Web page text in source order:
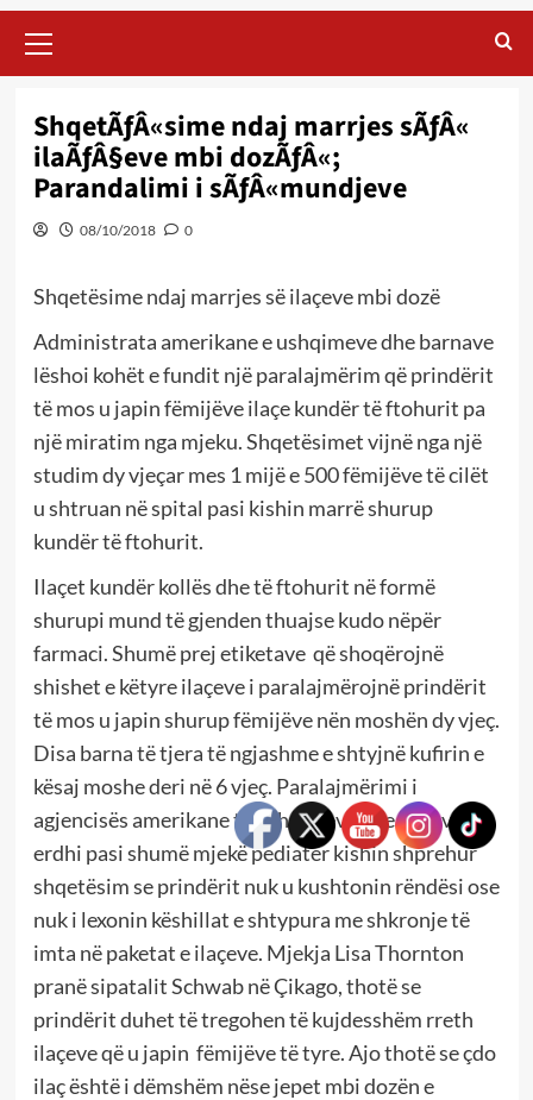
Menu
ShqetÃƒÂ«sime ndaj marrjes sÃƒÂ«
ilaÃƒÂ§eve mbi dozÃƒÂ«;
Parandalimi i sÃƒÂ«mundjeve
08/10/2018 0
Shqetësime ndaj marrjes së ilaçeve mbi dozë
Administrata amerikane e ushqimeve dhe barnave
lëshoi kohët e fundit një paralajmërim që prindërit
të mos u japin fëmijëve ilaçe kundër të ftohurit pa
një miratim nga mjeku. Shqetësimet vijnë nga një
studim dy vjeçar mes 1 mijë e 500 fëmijëve të cilët
u shtruan në spital pasi kishin marrë shurup
kundër të ftohurit.
Ilaçet kundër kollës dhe të ftohurit në formë
shurupi mund të gjenden thuajse kudo nëpër
farmaci. Shumë prej etiketave që shoqërojnë
shishet e këtyre ilaçeve i paralajmërojnë prindërit
të mos u japin shurup fëmijëve nën moshën dy vjeç.
Disa barna të tjera të ngjashme e shtyjnë kufirin e
kësaj moshe deri në 6 vjeç. Paralajmërimi i
agjencisës amerikane të ushqimeve dhe ilaçeve
erdhi pasi shumë mjekë pediatër kishin shprehur
shqetësim se prindërit nuk u kushtonin rëndësi ose
nuk i lexonin këshillat e shtypura me shkronje të
imta në paketat e ilaçeve. Mjekja Lisa Thornton
pranë sipatalit Schwab në Çikago, thotë se
prindërit duhet të tregohen të kujdesshëm rreth
ilaçeve që u japin fëmijëve të tyre. Ajo thotë se çdo
ilaç është i dëmshëm nëse jepet mbi dozën e